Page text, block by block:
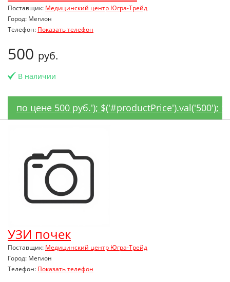
Поставщик: Медицинский центр Югра-Трейд
Город: Мегион
Телефон: Показать телефон
500 руб.
В наличии
по цене 500 руб.'); $('#productPrice').val('500');
УЗИ почек
Поставщик: Медицинский центр Югра-Трейд
Город: Мегион
Телефон: Показать телефон